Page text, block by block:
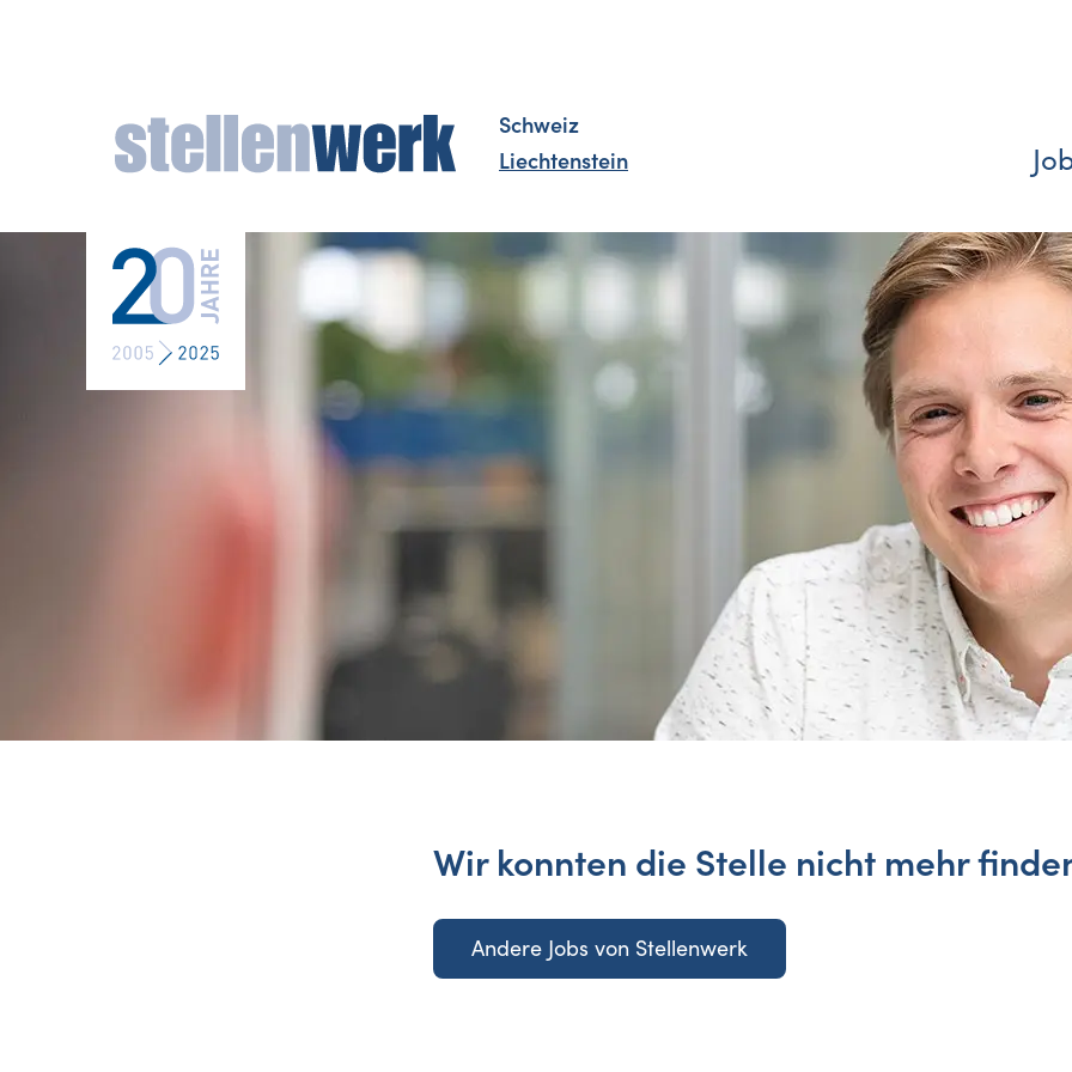
Schweiz
Liechtenstein
Wir konnten die Stelle nicht mehr
Andere Jobs von Stellenwerk